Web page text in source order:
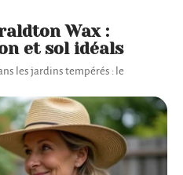
Wax :
et sol idéals
les jardins tempérés : le